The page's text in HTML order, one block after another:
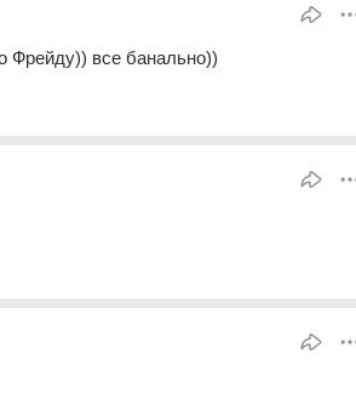
Фрейду)) все банально))